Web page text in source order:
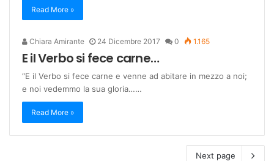
Read More »
Chiara Amirante 24 Dicembre 2017 0 1.165
E il Verbo si fece carne…
“E il Verbo si fece carne e venne ad abitare in mezzo a noi;
e noi vedemmo la sua gloria……
Read More »
Next page